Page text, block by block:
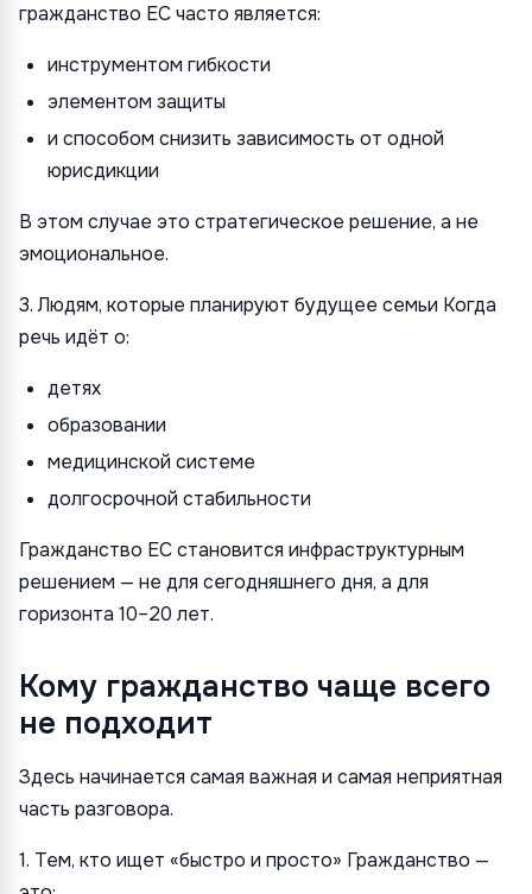
гражданство ЕС часто является:
инструментом гибкости
элементом защиты
и способом снизить зависимость от одной
юрисдикции
В этом случае это стратегическое решение, а не
эмоциональное.
3. Людям, которые планируют будущее семьи Когда
речь идёт о:
детях
образовании
медицинской системе
долгосрочной стабильности
Гражданство ЕС становится инфраструктурным
решением — не для сегодняшнего дня, а для
горизонта 10–20 лет.
Кому гражданство чаще всего
не подходит
Здесь начинается самая важная и самая неприятная
часть разговора.
1. Тем, кто ищет «быстро и просто» Гражданство —